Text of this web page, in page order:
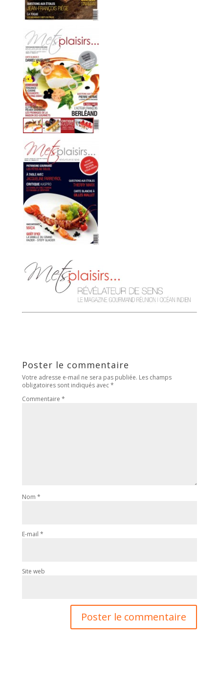
Poster le commentaire
Votre adresse e-mail ne sera pas publiée. Les champs
obligatoires sont indiqués avec*
Commentaire *
Nom *
E-mail *
Site web